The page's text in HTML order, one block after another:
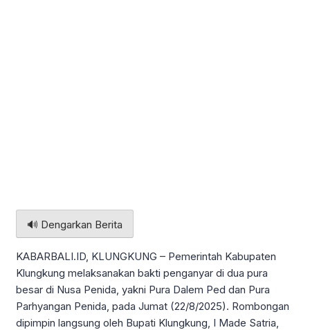
🔊 Dengarkan Berita
KABARBALI.ID, KLUNGKUNG – Pemerintah Kabupaten
Klungkung melaksanakan bakti penganyar di dua pura
besar di Nusa Penida, yakni Pura Dalem Ped dan Pura
Parhyangan Penida, pada Jumat (22/8/2025). Rombongan
dipimpin langsung oleh Bupati Klungkung, I Made Satria,